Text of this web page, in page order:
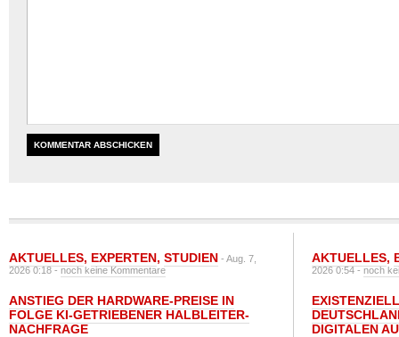
AKTUELLES, EXPERTEN, STUDIEN - Aug. 7,
2026 0:18 -noch keine Kommentare
ANSTIEG DER HARDWARE-PREISE IN
FOLGE KI-GETRIEBENER HALBLEITER-
NACHFRAGE
AKTUELLES,
2026 0:54 -noch
DIGITALEN